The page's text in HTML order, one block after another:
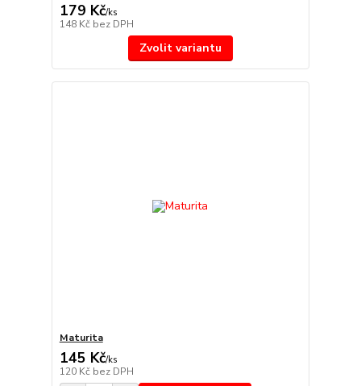
179 Kč/ks
148 Kč bez DPH
Zvolit variantu
Maturita
145 Kč/ks
120 Kč bez DPH